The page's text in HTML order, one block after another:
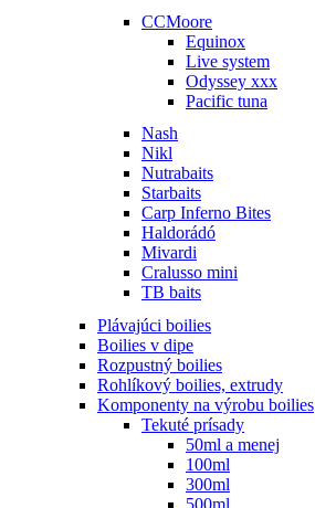
CCMoore
Equinox
Live system
Odyssey xxx
Pacific tuna
Nash
Nikl
Nutrabaits
Starbaits
Carp Inferno Bites
Haldorádó
Mivardi
Cralusso mini
TB baits
Plávajúci boilies
Boilies v dipe
Rozpustný boilies
Rohlíkový boilies, extrudy
Komponenty na výrobu boilies
Tekuté prísady
50ml a menej
100ml
300ml
500ml